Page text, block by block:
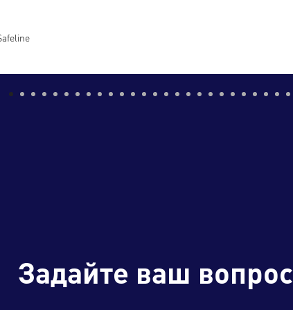
Задайте ваш вопрос